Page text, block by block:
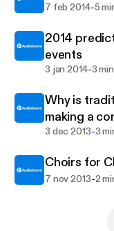
7 feb 2014-5
2014
events
3 jan 2014-3 min
Why is
making a
3 dec 2013-3
Choirs for
7 nov 2013-2